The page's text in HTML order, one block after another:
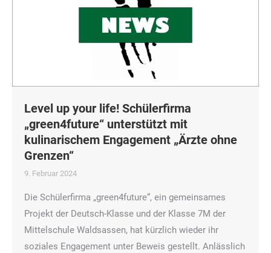
Level up your life! Schülerfirma
„green4future“ unterstützt mit
kulinarischem Engagement „Ärzte ohne
Grenzen“
9. Februar 2024
Die Schülerfirma „green4future“, ein gemeinsames
Projekt der Deutsch-Klasse und der Klasse 7M der
Mittelschule Waldsassen, hat kürzlich wieder ihr
soziales Engagement unter Beweis gestellt. Anlässlich